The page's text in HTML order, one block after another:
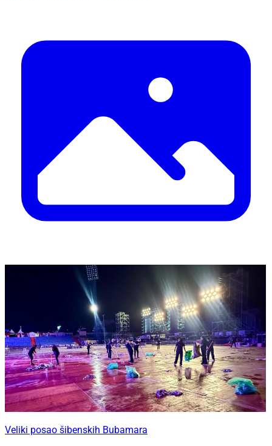
Veliki posao šibenskih Bubamara